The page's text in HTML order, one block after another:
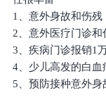
1、意外身故和伤
2、意外医疗门诊
3、疾病门诊报销1
4、少儿高发的白血
5、预防接种意外身